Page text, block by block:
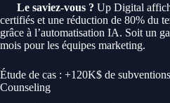
Le saviez-vous ? Up Digital
certifiés et une réduction de 80% du
grâce à l’automatisation IA. Soit un
mois pour les équipes marketing.
Étude de cas : +120K$ de
Counseling